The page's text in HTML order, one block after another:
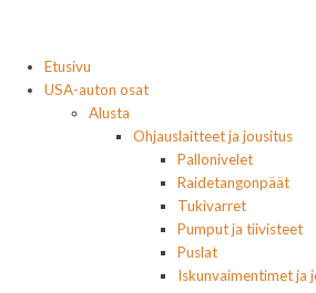
Etusivu
USA-auton osat
Alusta
Ohjauslaitteet ja jousitus
Pallonivelet
Raidetangonpäät
Tukivarret
Pumput ja tiivisteet
Puslat
Iskunvaimentimet ja